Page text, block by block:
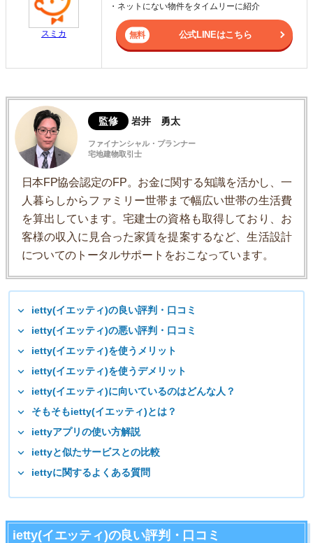
スミカ
・ネットにない物件をタイムリーに紹介
公式LINEはこちら
監修 岩井 勇太
ファイナンシャル・プランナー
宅地建物取引士
日本FP協会認定のFP。お金に関する知識を活かし、一
人暮らしからファミリー世帯まで幅広い世帯の生活費
を算出しています。宅建士の資格も取得しており、お
客様の収入に見合った家賃を提案するなど、生活設計
についてのトータルサポートをおこなっています。
ietty(イエッティ)の良い評判・口コミ
ietty(イエッティ)の悪い評判・口コミ
ietty(イエッティ)を使うメリット
ietty(イエッティ)を使うデメリット
ietty(イエッティ)に向いているのはどんな人？
そもそもietty(イエッティ)とは？
iettyアプリの使い方解説
iettyと似たサービスとの比較
iettyに関するよくある質問
ietty(イエッティ)の良い評判・口コミ